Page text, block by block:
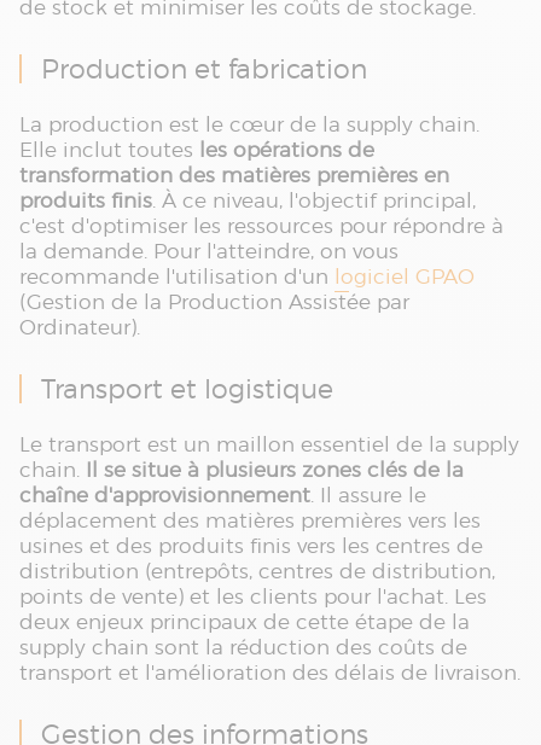
de stock et minimiser les coûts de stockage.
Production et fabrication
La production est le cœur de la supply chain.
Elle inclut toutes les opérations de
transformation des matières premières en
produits finis. À ce niveau, l'objectif principal,
c'est d'optimiser les ressources pour répondre à
la demande. Pour l'atteindre, on vous
recommande l'utilisation d'un logiciel GPAO
(Gestion de la Production Assistée par
Ordinateur).
Transport et logistique
Le transport est un maillon essentiel de la supply
chain. Il se situe à plusieurs zones clés de la
chaîne d'approvisionnement. Il assure le
déplacement des matières premières vers les
usines et des produits finis vers les centres de
distribution (entrepôts, centres de distribution,
points de vente) et les clients pour l'achat. Les
deux enjeux principaux de cette étape de la
supply chain sont la réduction des coûts de
transport et l'amélioration des délais de livraison.
Gestion des informations